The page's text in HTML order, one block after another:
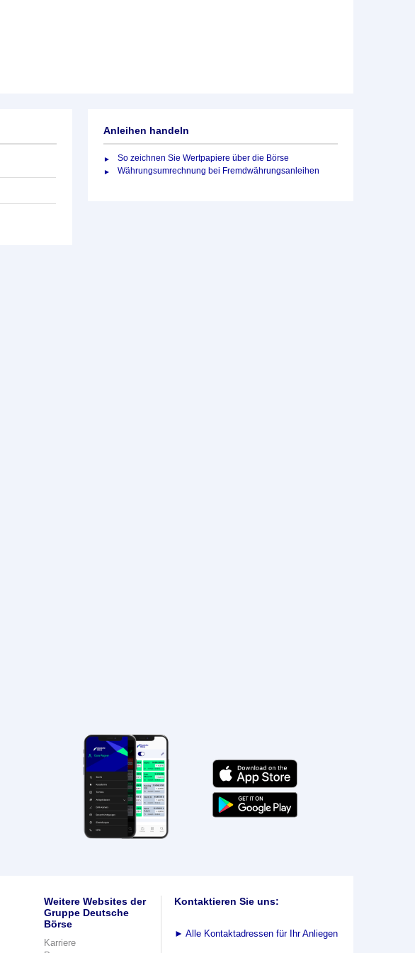
Anleihen handeln
So zeichnen Sie Wertpapiere über die Börse
Währungsumrechnung bei Fremdwährungsanleihen
Weitere Websites der
Gruppe Deutsche
Börse
Karriere
Kontaktieren Sie uns:
► Alle Kontaktadressen für Ihr Anliegen